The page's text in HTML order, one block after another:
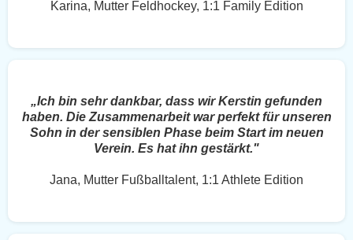
Karina, Mutter Feldhockey, 1:1 Family Edition
„Ich bin sehr dankbar, dass wir Kerstin gefunden
haben. Die Zusammenarbeit war perfekt für unseren
Sohn in der sensiblen Phase beim Start im neuen
Verein. Es hat ihn gestärkt."
Jana, Mutter Fußballtalent, 1:1 Athlete Edition